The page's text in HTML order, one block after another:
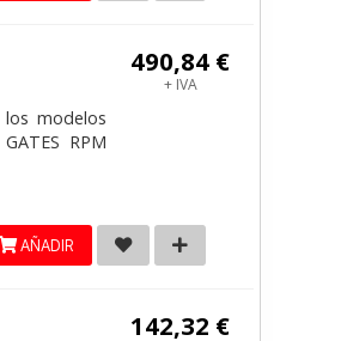
490,84 €
+ IVA
los modelos
RPM
AÑADIR
142,32 €